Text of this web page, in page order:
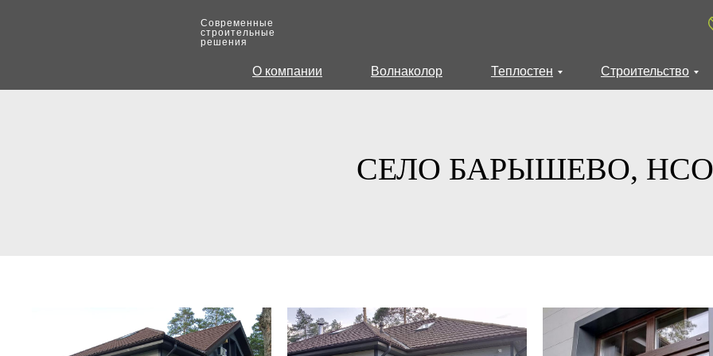
О компании Волнаколор Теплостен Строительство
Современные
строительные
решения
СЕЛО БАРЫШЕВО, НСО